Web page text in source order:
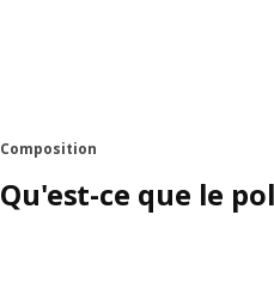
Composition
Qu'est-ce que le